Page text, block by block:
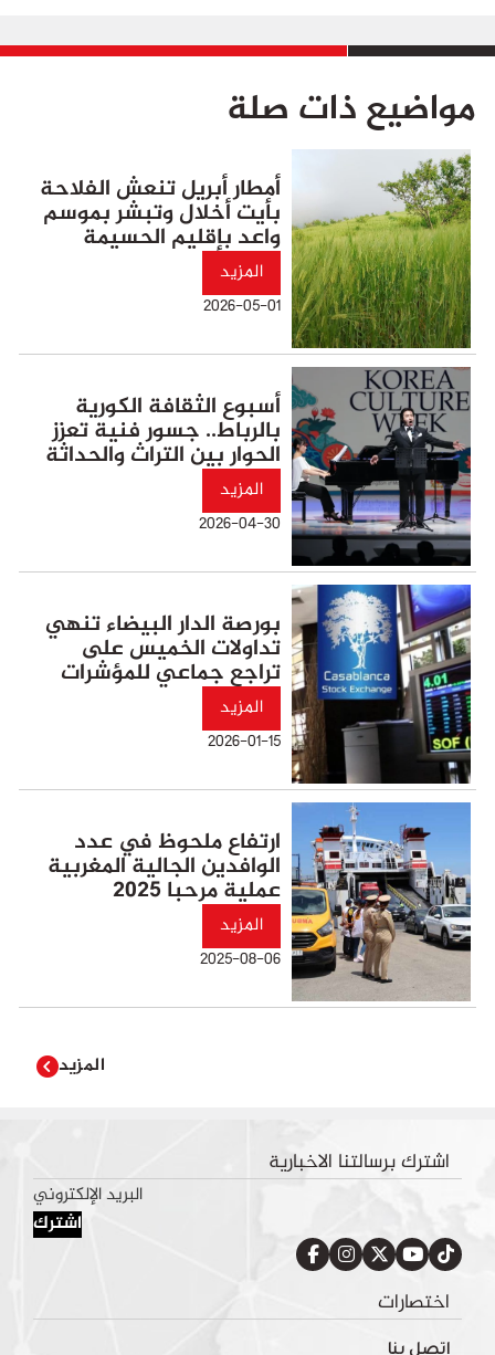
مواضيع ذات صلة
أمطار أبريل تنعش الفلاحة
بأيت أخلال وتبشر بموسم
واعد بإقليم الحسيمة
المزيد
2026-05-01
أسبوع الثقافة الكورية
بالرباط.. جسور فنية تعزز
الحوار بين التراث والحداثة
المزيد
2026-04-30
بورصة الدار البيضاء تنهي
تداولات الخميس على
تراجع جماعي للمؤشرات
المزيد
2026-01-15
ارتفاع ملحوظ في عدد
الوافدين الجالية المغربية
عملية مرحبا 2025
المزيد
2025-08-06
المزيد
اشترك برسالتنا الاخبارية
اشترك
اختصارات